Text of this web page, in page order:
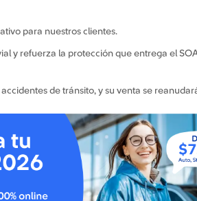
para nuestros clientes.
y refuerza la protección que entrega el
de tránsito, y su venta se